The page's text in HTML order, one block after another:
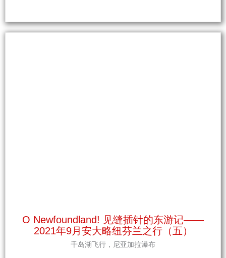
O Newfoundland! 见缝插针的东游记——
2021年9月安大略纽芬兰之行（五）
千岛湖飞行，尼亚加拉瀑布